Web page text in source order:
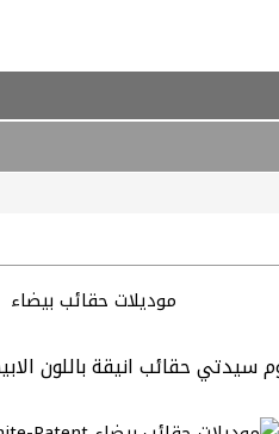
موديلات حقائب بيضاء
سيدتي حقائب انيقة باللون